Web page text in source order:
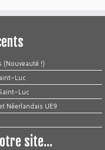
!)
Luc
Luc
Néerlandais UE9
site…